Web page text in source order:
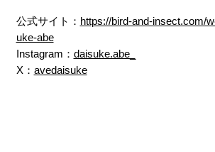
公式サイト： https://bird-and-insect.com/
uke-abe
Instagram： daisuke.abe_
X： avedaisuke